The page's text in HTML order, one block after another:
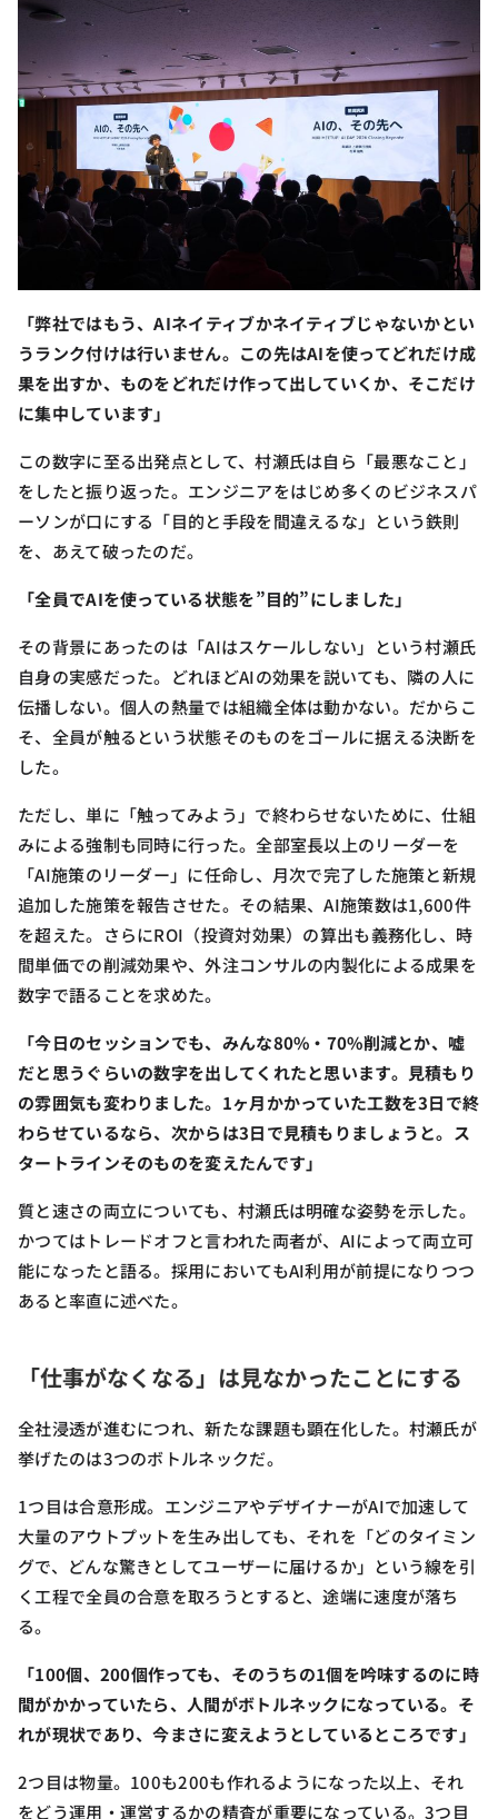
「弊社ではもう、AIネイティブかネイティブじゃないかとい
うランク付けは行いません。この先はAIを使ってどれだけ成
果を出すか、ものをどれだけ作って出していくか、そこだけ
に集中しています」
この数字に至る出発点として、村瀬氏は自ら「最悪なこと」
をしたと振り返った。エンジニアをはじめ多くのビジネスパ
ーソンが口にする「目的と手段を間違えるな」という鉄則
を、あえて破ったのだ。
「全員でAIを使っている状態を”目的”にしました」
その背景にあったのは「AIはスケールしない」という村瀬氏
自身の実感だった。どれほどAIの効果を説いても、隣の人に
伝播しない。個人の熱量では組織全体は動かない。だからこ
そ、全員が触るという状態そのものをゴールに据える決断を
した。
ただし、単に「触ってみよう」で終わらせないために、仕組
みによる強制も同時に行った。全部室長以上のリーダーを
「AI施策のリーダー」に任命し、月次で完了した施策と新規
追加した施策を報告させた。その結果、AI施策数は1,600件
を超えた。さらにROI（投資対効果）の算出も義務化し、時
間単価での削減効果や、外注コンサルの内製化による成果を
数字で語ることを求めた。
「今日のセッションでも、みんな80%・70%削減とか、嘘
だと思うぐらいの数字を出してくれたと思います。見積もり
の雰囲気も変わりました。1ヶ月かかっていた工数を3日で終
わらせているなら、次からは3日で見積もりましょうと。ス
タートラインそのものを変えたんです」
質と速さの両立についても、村瀬氏は明確な姿勢を示した。
かつてはトレードオフと言われた両者が、AIによって両立可
能になったと語る。採用においてもAI利用が前提になりつつ
あると率直に述べた。
「仕事がなくなる」は見なかったことにする
全社浸透が進むにつれ、新たな課題も顕在化した。村瀬氏が
挙げたのは3つのボトルネックだ。
1つ目は合意形成。エンジニアやデザイナーがAIで加速して
大量のアウトプットを生み出しても、それを「どのタイミン
グで、どんな驚きとしてユーザーに届けるか」という線を引
く工程で全員の合意を取ろうとすると、途端に速度が落ち
る。
「100個、200個作っても、そのうちの1個を吟味するのに時
間がかかっていたら、人間がボトルネックになっている。そ
れが現状であり、今まさに変えようとしているところです」
2つ目は物量。100も200も作れるようになった以上、それ
をどう運用・運営するかの精査が重要になっている。3つ目